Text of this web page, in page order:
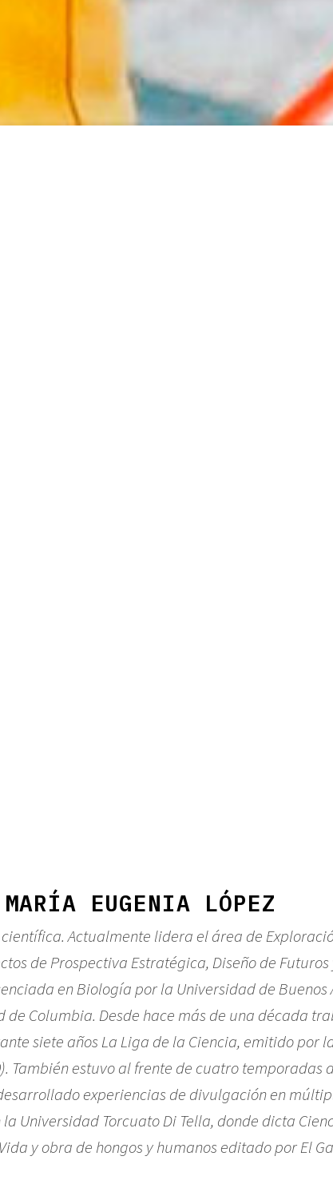
MARÍA EUGENIA LÓPEZ
Actualmente lidera el área de
de Prospectiva Estratégica, Diseño de
en Biología por la Universidad de Buenos
Columbia. Desde hace más de una década
siete años La Liga de la Ciencia, emitido por
También estuvo al frente de cuatro temporadas
experiencias de divulgación en
Universidad Torcuato Di Tella, donde dicta
y obra de hongos y humanos editado por El